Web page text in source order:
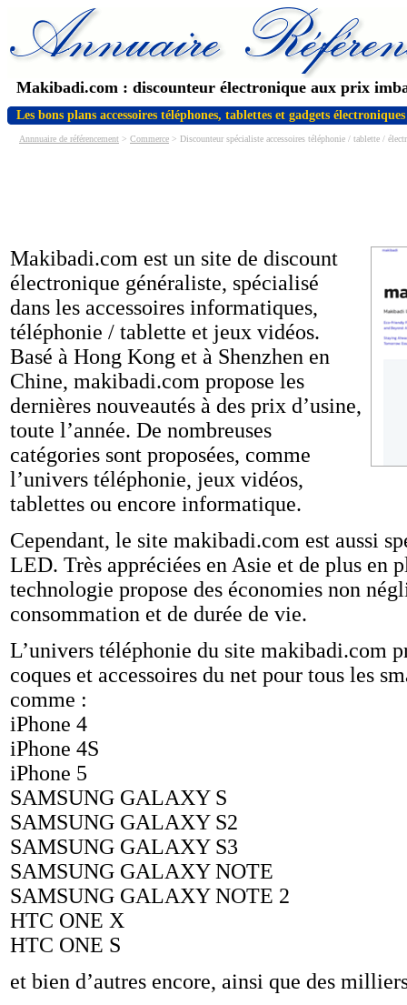
Makibadi.com : discounteur électronique aux prix
Les bons plans accessoires téléphones, tablettes et gadgets
Annnuaire de référencement > Commerce > Discounteur spécialiste accessoires téléphonie / tablette /
Makibadi.com est un site de discount
électronique généraliste, spécialisé
dans les accessoires informatiques,
téléphonie / tablette et jeux vidéos.
Basé à Hong Kong et à Shenzhen en
Chine, makibadi.com propose les
dernières nouveautés à des prix d’usine,
toute l’année. De nombreuses
catégories sont proposées, comme
l’univers téléphonie, jeux vidéos,
tablettes ou encore informatique.
Cependant, le site makibadi.com est aussi
LED. Très appréciées en Asie et de plus en
technologie propose des économies non
consommation et de durée de vie.
L’univers téléphonie du site makibadi.com
coques et accessoires du net pour tous les
comme :
iPhone 4
iPhone 4S
iPhone 5
SAMSUNG GALAXY S
SAMSUNG GALAXY S2
SAMSUNG GALAXY S3
SAMSUNG GALAXY NOTE
SAMSUNG GALAXY NOTE 2
HTC ONE X
HTC ONE S
et bien d’autres encore, ainsi que des